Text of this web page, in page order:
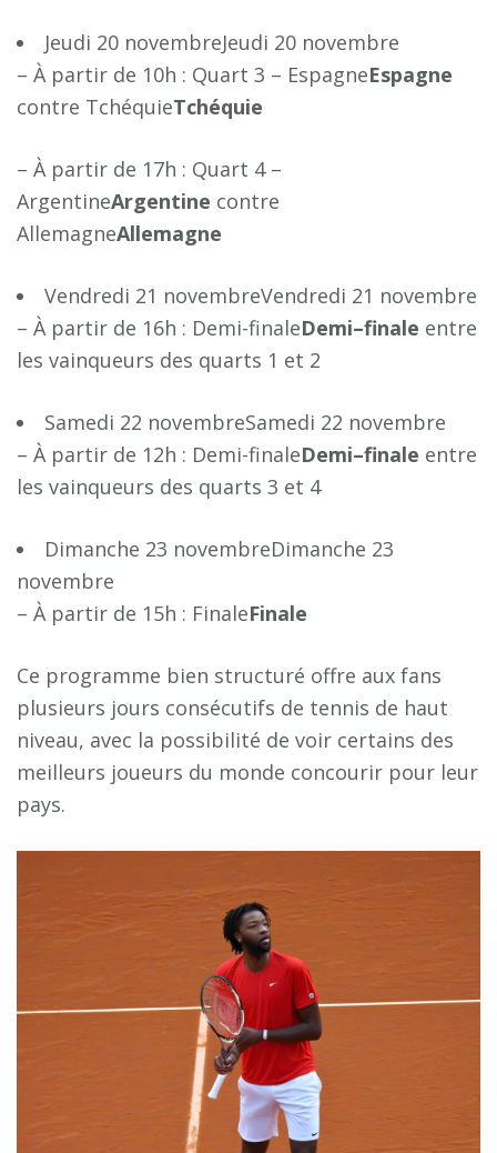
Jeudi 20 novembreJeudi 20 novembre
– À partir de 10h : Quart 3 – EspagneEspagne
contre TchéquieTchéquie
– À partir de 17h : Quart 4 –
ArgentineArgentine contre
AllemagneAllemagne
Vendredi 21 novembreVendredi 21 novembre
– À partir de 16h : Demi-finaleDemi–fnale entre
les vainqueurs des quarts 1 et 2
Samedi 22 novembreSamedi 22 novembre
– À partir de 12h : Demi-finaleDemi–fnale entre
les vainqueurs des quarts 3 et 4
Dimanche 23 novembreDimanche 23
novembre
– À partir de 15h : FinaleFinale
Ce programme bien structuré offre aux fans
plusieurs jours consécutifs de tennis de haut
niveau, avec la possibilité de voir certains des
meilleurs joueurs du monde concourir pour leur
pays.